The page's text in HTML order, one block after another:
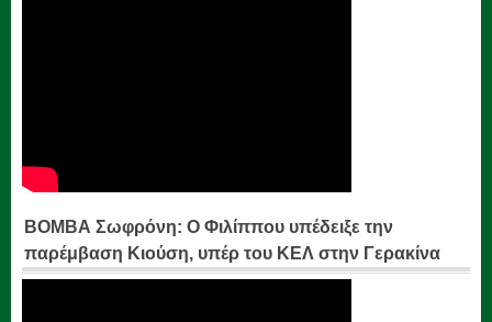
ΒΟΜΒΑ Σωφρόνη: Ο Φιλίππου υπέδειξε την
παρέμβαση Κιούση, υπέρ του ΚΕΛ στην Γερακίνα